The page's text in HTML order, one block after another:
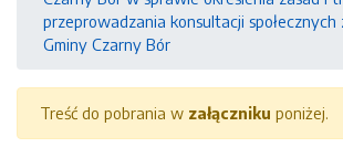
przeprowadzania konsultacji społecznych
Gminy Czarny Bór
Treść do pobrania w załączniku poniżej.